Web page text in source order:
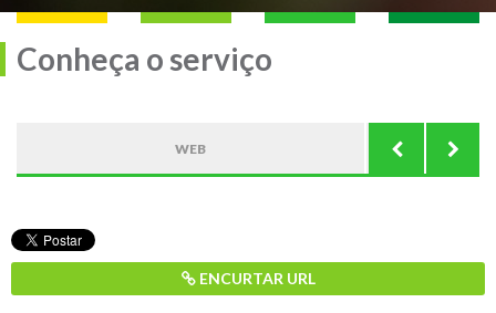
Conheça o serviço
WEB
ENCURTAR URL